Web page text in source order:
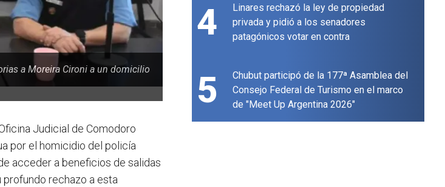
a Moreira Cironi a un domicilio
Judicial de Comodoro
por el homicidio del policía
acceder a beneficios de salidas
profundo rechazo a esta
4
Linares rechazó la ley de propiedad
privada y pidió a los senadores
patagónicos votar en contra
5
Chubut participó de la 177ª Asamblea del
Consejo Federal de Turismo en el marco
de "Meet Up Argentina 2026"